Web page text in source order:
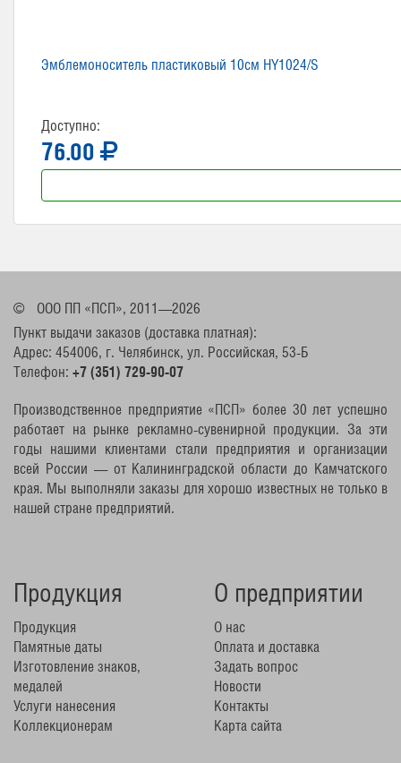
Эмблемоноситель пластиковый 10см HY1024/S
Доступно:
76.00
©
ООО ПП «ПСП», 2011—2026
Пункт выдачи заказов (доставка платная):
Адрес: 454006, г. Челябинск, ул. Российская, 53-Б
Телефон: +7 (351) 729-90-07
Производственное предприятие «ПСП» более 30 лет успешно
работает на рынке рекламно-сувенирной продукции. За эти
годы нашими клиентами стали предприятия и организации
всей России — от Калининградской области до Камчатского
края. Мы выполняли заказы для хорошо известных не только в
нашей стране предприятий.
Продукция
Продукция
Памятные даты
Изготовление знаков,
медалей
Услуги нанесения
Коллекционерам
О предприятии
О нас
Оплата и доставка
Задать вопрос
Новости
Контакты
Карта сайта